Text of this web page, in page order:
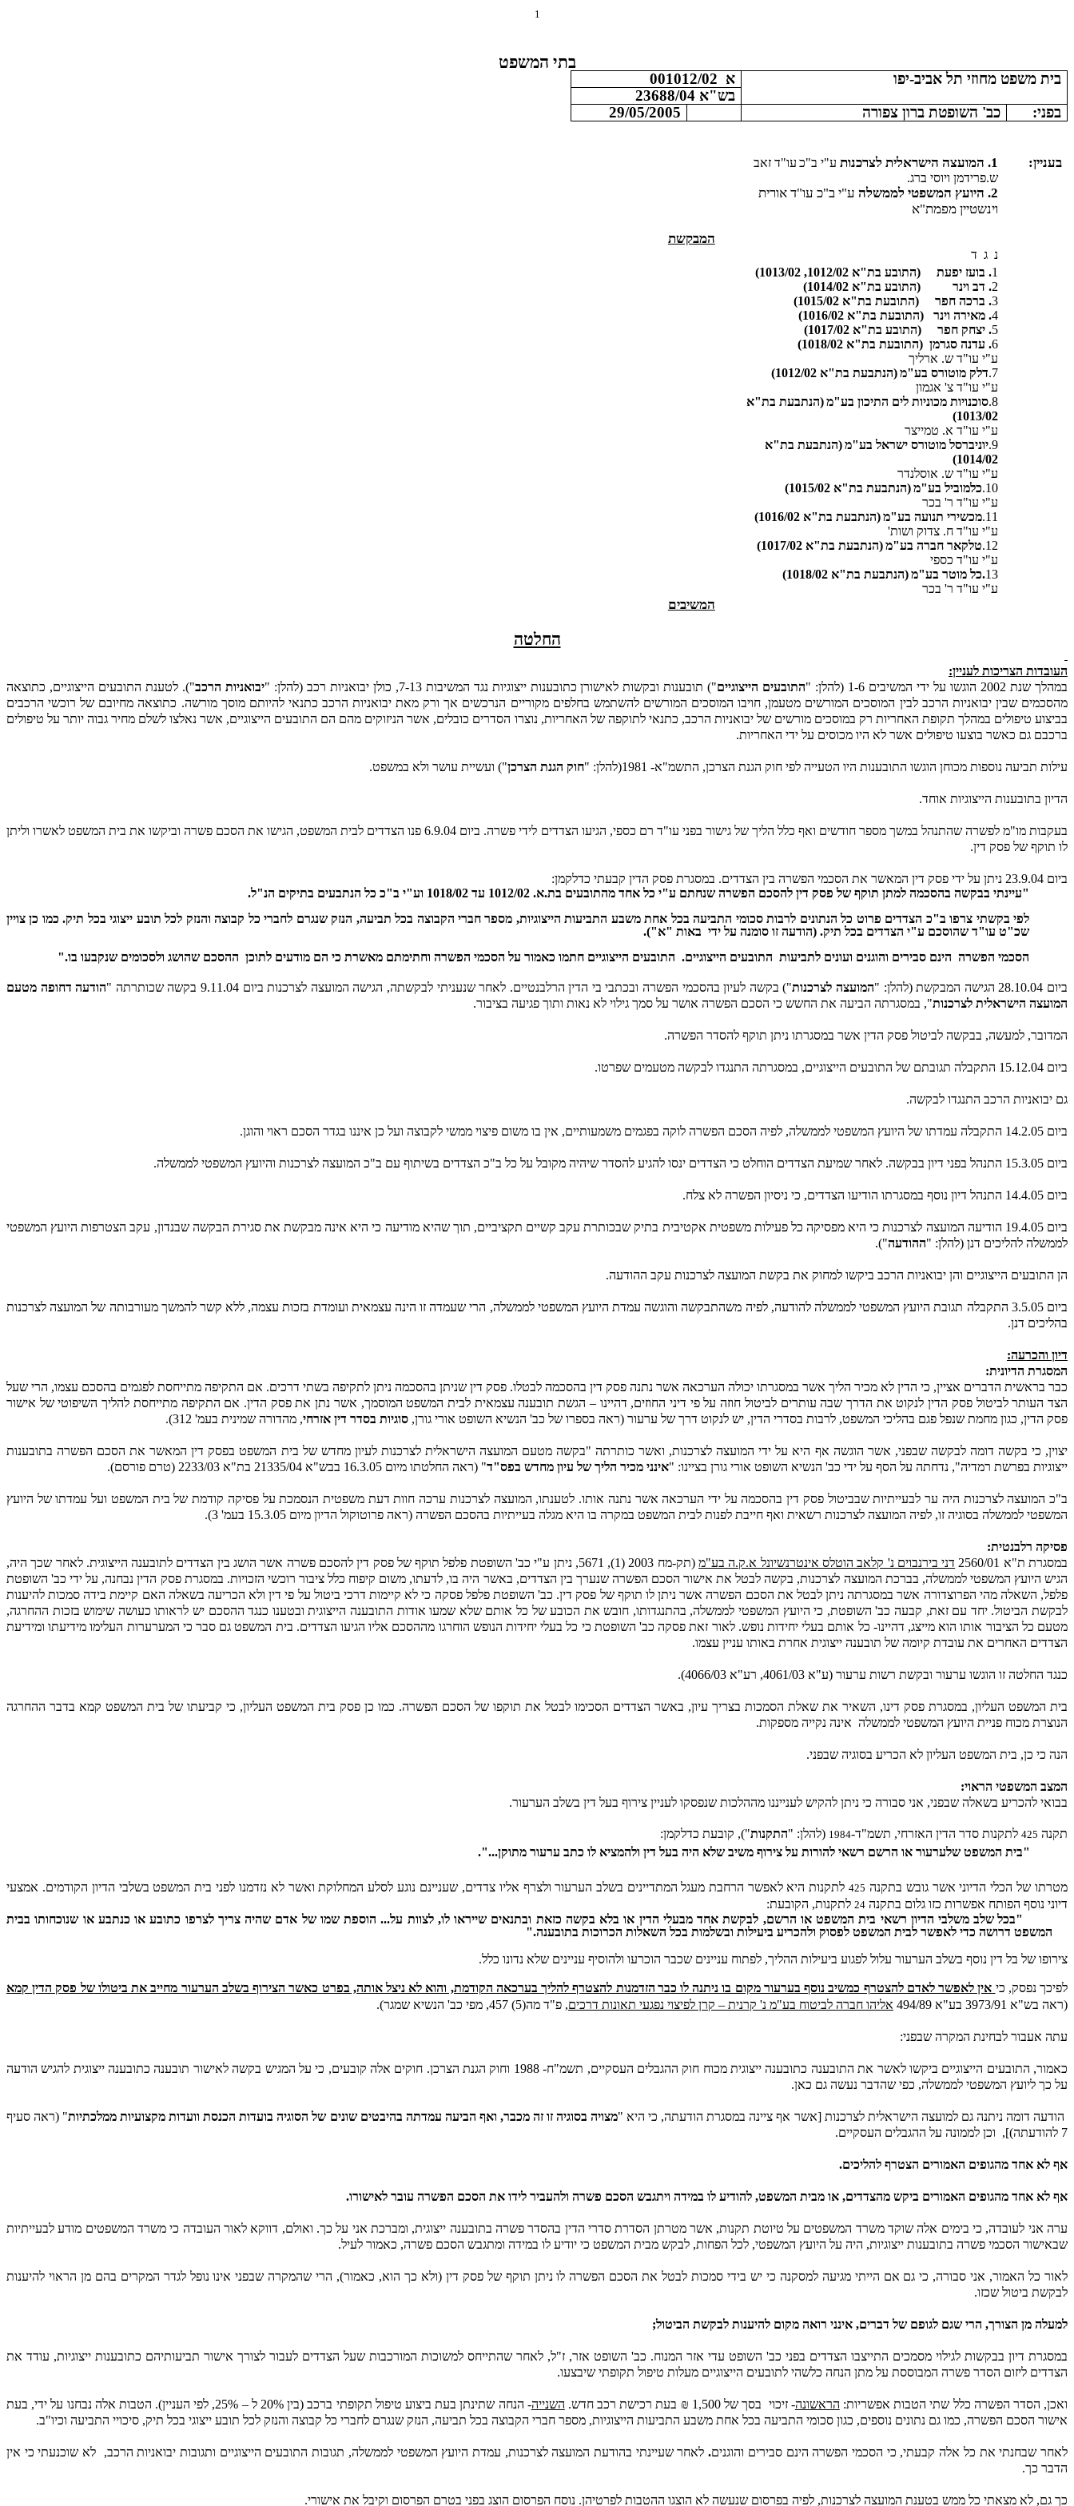
1
בתי המשפט
א 001012/02
בית משפט מחוזי תל אביב-יפו
בש"א 23688/04
29/05/2005
כב' השופטת ברון צפורה בפני:
1. המועצה הישראלית לצרכנות ע"י ב"כ עו"ד זאב
ש.פרידמן ויוסי ברג.
2. היועץ המשפטי לממשלה
ע"י ב"כ עו"ד אורית
וינשטיין מפמת"א
בעניין:
המבקשת
נ ג ד
1. בועז יפעת
(התובע בת"א 1012/02, 1013/02)
2. דב וינר
(התובע בת"א 1014/02)
3. ברכה חפר
(התובעת בת"א 1015/02)
4. מאירה וינר
(התובעת בת"א 1016/02)
5. יצחק חפר
(התובע בת"א 1017/02)
6. עדנה סגרמן (התובעת בת"א 1018/02)
ע"י עו"ד ש. ארליך
7. דלק מוטורס בע"מ(הנתבעת בת"א 1012/02)
ע"י עו"ד צ' אגמון
8. סוכנויות מכוניות לים התיכון בע"מ(הנתבעת בת"א
1013/02)
ע"י עו"ד א. טמייצר
9. יוניברסל מוטורס ישראל בע"מ(הנתבעת בת"א
1014/02)
ע"י עו"ד ש. אוסלנדר
10. כלמוביל בע"מ(הנתבעת בת"א 1015/02)
ע"י עו"ד ר' בכר
11. מכשירי תנועה בע"מ(הנתבעת בת"א 1016/02)
ע"י עו"ד ח. צדוק ושות'
12. טלקאר חברה בע"מ(הנתבעת בת"א 1017/02)
ע"י עו"ד כספי
13.כל מוטר בע"מ(הנתבעת בת"א 1018/02)
ע"י עו"ד ר' בכר
המשיבים
החלטה
העובדות הצריכות לעניין:
במהלך שנת 2002 הוגשו על ידי המשיבים 1-6 (להלן: "
התובעים הייצוגיים") תובענות ובקשות לאישורן כתובענות ייצוגיות נגד המשיבות 7-13, כולן יבואניות רכב (להלן: " יבואניות הרכב"). לטענת התובעים הייצוגיים, כתוצאה
מהסכמים שבין יבואניות הרכב לבין המוסכים המורשים מטעמן, חויבו המוסכים המורשים להשתמש בחלפים מקוריים הנרכשים אך ורק מאת יבואניות הרכב כתנאי להיותם מוסך מורשה. כתוצאה מחיובם של רוכשי הרכבים
בביצוע טיפולים במהלך תקופת האחריות רק במוסכים מורשים של יבואניות הרכב, כתנאי לתוקפה של האחריות, נוצרו הסדרים כובלים, אשר הניזוקים מהם הם התובעים הייצוגיים, אשר נאלצו לשלם מחיר גבוה יותר על טיפולים
ברכבם גם כאשר בוצעו טיפולים אשר לא היו מכוסים על ידי האחריות.
עילות תביעה נוספות מכוחן הוגשו התובענות היו הטעייה לפי חוק הגנת הצרכן, התשמ"א- 1981(להלן: " חוק הגנת הצרכן") ועשיית עושר ולא במשפט.
הדיון בתובענות הייצוגיות אוחד.
בעקבות מו"מ לפשרה שהתנהל במשך מספר חודשים ואף כלל הליך של גישור בפני עו"ד רם כספי, הגיעו הצדדים לידי פשרה. ביום 6.9.04 פנו הצדדים לבית המשפט, הגישו את הסכם פשרה וביקשו את בית המשפט לאשרו וליתן
לו תוקף של פסק דין.
ביום 23.9.04 ניתן על ידי פסק דין המאשר את הסכמי הפשרה בין הצדדים. במסגרת פסק הדין קבעתי כדלקמן:
"עיינתי בבקשה בהסכמה למתן תוקף של פסק דין להסכם הפשרה שנחתם ע"י כל אחד מהתובעים בת.א. 1012/02 עד 1018/02 וע"י ב"כ כל הנתבעים בתיקים הנ"ל.
לפי בקשתי צרפו ב"כ הצדדים פרוט כל הנתונים לרבות סכומי התביעה בכל אחת משבע התביעות הייצוגיות, מספר חברי הקבוצה בכל תביעה, הנזק שנגרם לחברי כל קבוצה והנזק לכל תובע ייצוגי בכל תיק. כמו כן צויין
שכ"ט עו"ד שהוסכם ע"י הצדדים בכל תיק. (הודעה זו סומנה על ידי באות "א").
הסכמי הפשרה הינם סבירים והוגנים ועונים לתביעות התובעים הייצוגיים. התובעים הייצוגיים חתמו כאמור על הסכמי הפשרה וחתימתם מאשרת כי הם מודעים לתוכן ההסכם שהושג ולסכומים שנקבעו בו."
ביום 28.10.04 הגישה המבקשת (להלן: " המועצה לצרכנות") בקשה לעיון בהסכמי הפשרה ובכתבי בי הדין הרלבנטיים. לאחר שנעניתי לבקשתה, הגישה המועצה לצרכנות ביום 9.11.04 בקשה שכותרתה "
הודעה דחופה מטעם
המועצה הישראלית לצרכנות", במסגרתה הביעה את החשש כי הסכם הפשרה אושר על סמך גילוי לא נאות ותוך פגיעה בציבור.
המדובר, למעשה, בבקשה לביטול פסק הדין אשר במסגרתו ניתן תוקף להסדר הפשרה.
ביום 15.12.04 התקבלה תגובתם של התובעים הייצוגיים, במסגרתה התנגדו לבקשה מטעמים שפרטו.
גם יבואניות הרכב התנגדו לבקשה.
ביום 14.2.05 התקבלה עמדתו של היועץ המשפטי לממשלה, לפיה הסכם הפשרה לוקה בפגמים משמעותיים, אין בו משום פיצוי ממשי לקבוצה ועל כן איננו בגדר הסכם ראוי והוגן.
ביום 15.3.05 התנהל בפני דיון בבקשה. לאחר שמיעת הצדדים הוחלט כי הצדדים ינסו להגיע להסדר שיהיה מקובל על כל ב"כ הצדדים בשיתוף עם ב"כ המועצה לצרכנות והיועץ המשפטי לממשלה.
ביום 14.4.05 התנהל דיון נוסף במסגרתו הודיעו הצדדים, כי ניסיון הפשרה לא צלח.
ביום 19.4.05 הודיעה המועצה לצרכנות כי היא מפסיקה כל פעילות משפטית אקטיבית בתיק שבכותרת עקב קשיים תקציביים, תוך שהיא מודיעה כי היא אינה מבקשת את סגירת הבקשה שבנדון, עקב הצטרפות היועץ המשפטי
לממשלה להליכים דנן (להלן: "ההודעה").
הן התובעים הייצוגיים והן יבואניות הרכב ביקשו למחוק את בקשת המועצה לצרכנות עקב ההודעה.
ביום 3.5.05 התקבלה תגובת היועץ המשפטי לממשלה להודעה, לפיה משהתבקשה והוגשה עמדת היועץ המשפטי לממשלה, הרי שעמדה זו הינה עצמאית ועומדת בזכות עצמה, ללא קשר להמשך מעורבותה של המועצה לצרכנות
בהליכים דנן.
דיון והכרעה:
המסגרת הדיונית:
כבר בראשית הדברים אציין, כי הדין לא מכיר הליך אשר במסגרתו יכולה הערכאה אשר נתנה פסק דין בהסכמה לבטלו. פסק דין שניתן בהסכמה ניתן לתקיפה בשתי דרכים. אם התקיפה מתייחסת לפגמים בהסכם עצמו, הרי שעל
הצד העותר לביטול פסק הדין לנקוט את הדרך שבה עותרים לביטול חוזה על פי דיני החוזים, דהיינו – הגשת תובענה עצמאית לבית המשפט המוסמך, אשר נתן את פסק הדין. אם התקיפה מתייחסת להליך השיפוטי של אישור
פסק הדין, כגון מחמת שנפל פגם בהליכי המשפט, לרבות בסדרי הדין, יש לנקוט דרך של ערעור (ראה בספרו של כב' הנשיא השופט אורי גורן, סוגיות בסדר דין אזרחי, מהדורה שמינית בעמ' 312).
יצוין, כי בקשה דומה לבקשה שבפני, אשר הוגשה אף היא על ידי המועצה לצרכנות, ואשר כותרתה "בקשה מטעם המועצה הישראלית לצרכנות לעיון מחדש של בית המשפט בפסק דין המאשר את הסכם הפשרה בתובענות
ייצוגיות בפרשת רמדיה", נדחתה על הסף על ידי כב' הנשיא השופט אורי גורן בציינו: "אינני מכיר הליך של עיון מחדש בפס"ד" (ראה החלטתו מיום 16.3.05 בבש"א 21335/04 בת"א 2233/03 (טרם פורסם).
ב"כ המועצה לצרכנות היה ער לבעייתיות שבביטול פסק דין בהסכמה על ידי הערכאה אשר נתנה אותו. לטענתו, המועצה לצרכנות ערכה חוות דעת משפטית הנסמכת על פסיקה קודמת של בית המשפט ועל עמדתו של היועץ
המשפטי לממשלה בסוגיה זו, לפיה המועצה לצרכנות רשאית ואף חייבת לפנות לבית המשפט במקרה בו היא מגלה בעייתיות בהסכם הפשרה (ראה פרוטוקול הדיון מיום 15.3.05 בעמ' 3).
פסיקה רלבנטית:
במסגרת ת"א 2560/01
דני בירנבוים נ' קלאב הוטלס אינטרנשיונל א.ק.ה בע"מ
(תק-מח 2003 (1), 5671, ניתן ע"י כב' השופטת פלפל תוקף של פסק דין להסכם פשרה אשר הושג בין הצדדים לתובענה הייצוגית. לאחר שכך היה,
הגיש היועץ המשפטי לממשלה, בברכת המועצה לצרכנות, בקשה לבטל את אישור הסכם הפשרה שנערך בין הצדדים, באשר היה בו, לדעתו, משום קיפוח כלל ציבור רוכשי הזכויות. במסגרת פסק הדין נבחנה, על ידי כב' השופטת
פלפל, השאלה מהי הפרוצדורה אשר במסגרתה ניתן לבטל את הסכם הפשרה אשר ניתן לו תוקף של פסק דין. כב' השופטת פלפל פסקה כי לא קיימות דרכי ביטול על פי דין ולא הכריעה בשאלה האם קיימת בידה סמכות להיענות
לבקשת הביטול. יחד עם זאת, קבעה כב' השופטת, כי היועץ המשפטי לממשלה, בהתנגדותו, חובש את הכובע של כל אותם שלא שמעו אודות התובענה הייצוגית ובטענו כנגד ההסכם יש לראותו כעושה שימוש בזכות ההחרגה,
מטעם כל הציבור אותו הוא מייצג, דהיינו- כל אותם בעלי יחידות נופש. לאור זאת פסקה כב' השופטת כי כל בעלי יחידות הנופש הוחרגו מההסכם אליו הגיעו הצדדים. בית המשפט גם סבר כי המערערות העלימו מידיעתו ומידיעת
הצדדים האחרים את עובדת קיומה של תובענה ייצוגית אחרת באותו עניין עצמו.
כנגד החלטה זו הוגשו ערעור ובקשת רשות ערעור (ע"א 4061/03, רע"א 4066/03).
בית המשפט העליון, במסגרת פסק דינו, השאיר את שאלת הסמכות בצריך עיון, באשר הצדדים הסכימו לבטל את תוקפו של הסכם הפשרה. כמו כן פסק בית המשפט העליון, כי קביעתו של בית המשפט קמא בדבר ההחרגה
הנוצרת מכוח פניית היועץ המשפטי לממשלה אינה נקייה מספקות.
הנה כי כן, בית המשפט העליון לא הכריע בסוגיה שבפני.
המצב המשפטי הראוי:
בבואי להכריע בשאלה שבפני, אני סבורה כי ניתן להקיש לענייננו מההלכות שנפסקו לעניין צירוף בעל דין בשלב הערעור.
תקנה 425 לתקנות סדר הדין האזרחי, תשמ"ד-1984 (להלן: "התקנות"), קובעת כדלקמן:
"בית המשפט שלערעור או הרשם רשאי להורות על צירוף משיב שלא היה בעל דין ולהמציא לו כתב ערעור מתוקן...".
מטרתו של הכלי הדיוני אשר גובש בתקנה 425לתקנות היא לאפשר הרחבת מעגל המתדיינים בשלב הערעור ולצרף אליו צדדים, שעניינם נוגע לסלע המחלוקת ואשר לא נזדמנו לפני בית המשפט בשלבי הדיון הקודמים. אמצעי
דיוני נוסף הפותח אפשרות כזו גלום בתקנה 24 לתקנות, הקובעת:
"בכל שלב משלבי הדיון רשאי בית המשפט או הרשם, לבקשת אחד מבעלי הדין או בלא בקשה כזאת ובתנאים שייראו לו, לצוות על... הוספת שמו של אדם שהיה צריך לצרפו כתובע או כנתבע או שנוכחותו בבית
המשפט דרושה כדי לאפשר לבית המשפט לפסוק ולהכריע ביעילות ובשלמות בכל השאלות הכרוכות בתובענה."
צירופו של בל דין נוסף בשלב הערעור עלול לפגוע ביעילות ההליך, לפתוח עניינים שכבר הוכרעו ולהוסיף עניינים שלא נדונו כלל.
לפיכך נפסק, כי אין לאפשר לאדם להצטרף כמשיב נוסף בערעור מקום בו ניתנה לו כבר הזדמנות להצטרף להליך בערכאה הקודמת, והוא לא ניצל אותה, בפרט כאשר הצירוף בשלב הערעור מחייב את ביטולו של פסק הדין קמא
(ראה בש"א 3973/91 ב ע"א 494/89 אליהו חברה לביטוח בע"מ נ' קרנית – קרן לפיצוי נפגעי תאונות דרכים, פ"ד מה(5) 457, מפי כב' הנשיא שמגר).
עתה אעבור לבחינת המקרה שבפני:
כאמור, התובעים הייצוגיים ביקשו לאשר את התובענה כתובענה ייצוגית מכוח חוק ההגבלים העסקיים, תשמ"ח- 1988 וחוק הגנת הצרכן. חוקים אלה קובעים, כי על המגיש בקשה לאישור תובענה כתובענה ייצוגית להגיש הודעה
על כך ליועץ המשפטי לממשלה, כפי שהדבר נעשה גם כאן.
הודעה דומה ניתנה גם למועצה הישראלית לצרכנות [אשר אף ציינה במסגרת הודעתה, כי היא "מצויה בסוגיה זו זה מכבר, ואף הביעה עמדתה בהיבטים שונים של הסוגיה בועדות הכנסת וועדות מקצועיות ממלכתיות" (ראה סעיף
7 להודעתה)],
וכן לממונה על ההגבלים העסקיים.
אף לא אחד מהגופים האמורים הצטרף להליכים.
אף לא אחד מהגופים האמורים ביקש מהצדדים, או מבית המשפט, להודיע לו במידה ויתגבש הסכם פשרה ולהעביר לידו את הסכם הפשרה עובר לאישורו.
ערה אני לעובדה, כי בימים אלה שוקד משרד המשפטים על טיוטת תקנות, אשר מטרתן הסדרת סדרי הדין בהסדר פשרה בתובענה ייצוגית, ומברכת אני על כך. ואולם, דווקא לאור העובדה כי משרד המשפטים מודע לבעייתיות
שבאישור הסכמי פשרה בתובענות ייצוגיות, היה על היועץ המשפטי, לכל הפחות, לבקש מבית המשפט כי יודיע לו במידה ומתגבש הסכם פשרה, כאמור לעיל.
לאור כל האמור, אני סבורה, כי גם אם הייתי מגיעה למסקנה כי יש בידי סמכות לבטל את הסכם הפשרה לו ניתן תוקף של פסק דין (ולא כך הוא, כאמור), הרי שהמקרה שבפני אינו נופל לגדר המקרים בהם מן הראוי להיענות
לבקשת ביטול שכזו.
למעלה מן הצורך, הרי שגם לגופם של דברים, אינני רואה מקום להיענות לבקשת הביטול;
במסגרת דיון בבקשות לגילוי מסמכים התייצבו הצדדים בפני כב' השופט עדי אזר המנוח. כב' השופט אזר, ז"ל, לאחר שהתייחס למשוכות המורכבות שעל הצדדים לעבור לצורך אישור תביעותיהם כתובענות ייצוגיות, עודד את
הצדדים ליזום הסדר פשרה המבוססת על מתן הנחה כלשהי לתובעים הייצוגיים מעלות טיפול תקופתי שיבצעו.
ואכן, הסדר הפשרה כלל שתי הטבות אפשריות: הראשונה- זיכוי בסך של 1,500 ₪ בעת רכישת רכב חדש. השנייה
- הנחה שתינתן בעת ביצוע טיפול תקופתי ברכב (בין 20% ל – 25%, לפי העניין). הטבות אלה נבחנו על ידי, בעת
אישור הסכם הפשרה, כמו גם נתונים נוספים, כגון סכומי התביעה בכל אחת משבע התביעות הייצוגיות, מספר חברי הקבוצה בכל תביעה, הנזק שנגרם לחברי כל קבוצה והנזק לכל תובע ייצוגי בכל תיק, סיכויי התביעה וכיו"ב.
לאחר שבחנתי את כל אלה קבעתי, כי הסכמי הפשרה הינם סבירים והוגנים. לאחר שעיינתי בהודעת המועצה לצרכנות, עמדת היועץ המשפטי לממשלה, תגובות התובעים הייצוגיים ותגובות יבואניות הרכב,
לא שוכנעתי כי אין
הדבר כך.
כך גם, לא מצאתי כל ממש בטענת המועצה לצרכנות, לפיה בפרסום שנעשה לא הוצגו ההטבות לפרטיהן. נוסח הפרסום הוצג בפני בטרם הפרסום וקיבל את אישורי.